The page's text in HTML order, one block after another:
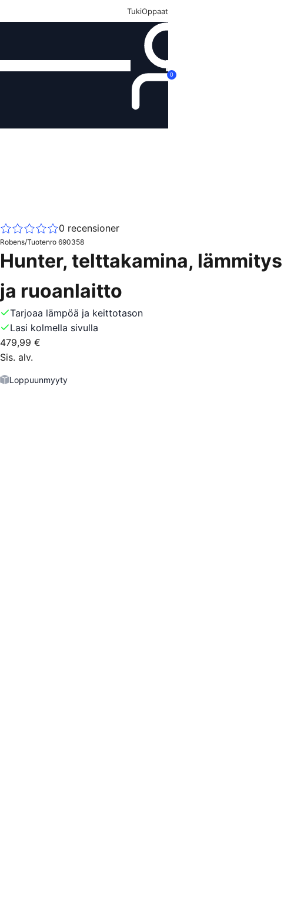
TukiOppaat
0
0 recensioner
Robens/Tuotenro 690358
Hunter, telttakamina, lämmitys
ja ruoanlaitto
Tarjoaa lämpöä ja keittotason
Lasi kolmella sivulla
479,99 €
Sis. alv.
Loppuunmyyty